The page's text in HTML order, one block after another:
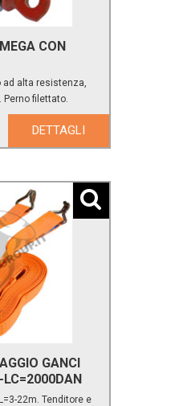
CON
ad alta resistenza,
Perno filettato.
DETTAGLI
GANCI
22m. Tenditore e